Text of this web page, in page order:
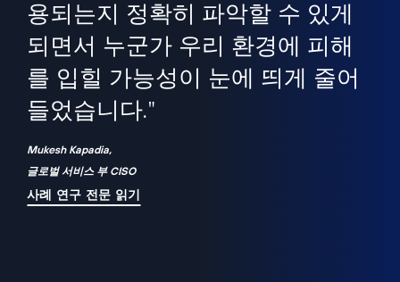
용되는지 정확히 파악할 수 있게
되면서 누군가 우리 환경에 피해
를 입힐 가능성이 눈에 띄게 줄어
들었습니다."
Mukesh Kapadia,
글로벌 서비스 부 CISO
사례 연구 전문 읽기